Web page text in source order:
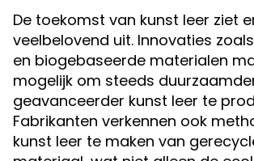
De toekomst van kunst leer ziet
veelbelovend uit. Innovaties
en biogebaseerde materialen
mogelijk om steeds
geavanceerder kunst leer te
Fabrikanten verkennen ook
kunst leer te maken van